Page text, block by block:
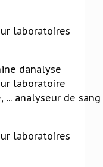
laboratoires
danalyse
laboratoire
analyseur de sang
laboratoires